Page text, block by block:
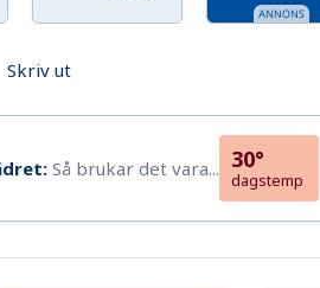
Skriv ut
Så brukar det vara... 30°
dagstemp